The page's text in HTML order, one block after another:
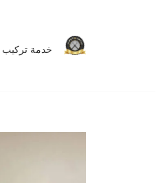
خدمة تركيب